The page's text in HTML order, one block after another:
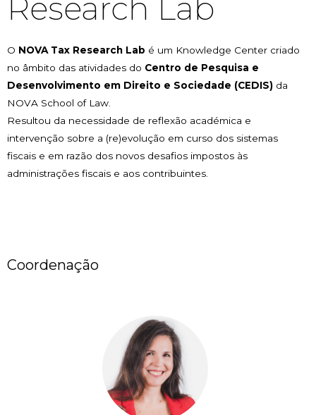
Research Lab
O NOVA Tax Research Lab é um Knowledge Center criado
no âmbito das atividades do Centro de Pesquisa e
Desenvolvimento em Direito e Sociedade (CEDIS) da
NOVA School of Law.
Resultou da necessidade de reflexão académica e
intervenção sobre a (re)evolução em curso dos sistemas
fiscais e em razão dos novos desafios impostos às
administrações fiscais e aos contribuintes.
Coordenação